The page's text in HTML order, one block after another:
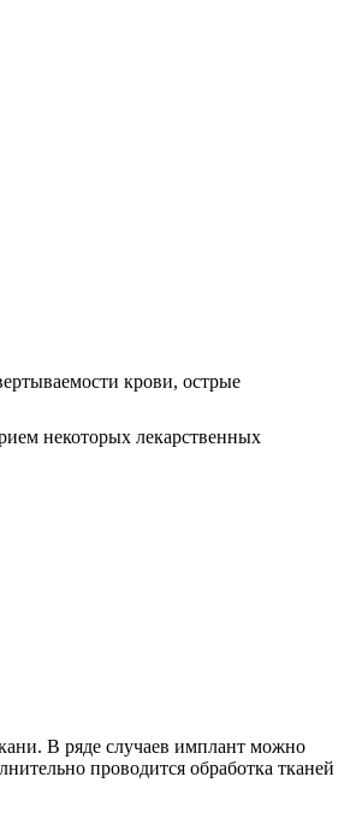
крови, острые
некоторых лекарственных
В ряде случаев имплант можно
проводится обработка тканей